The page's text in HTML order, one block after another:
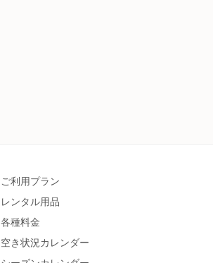
ご利用プラン
レンタル用品
各種料金
空き状況カレンダー